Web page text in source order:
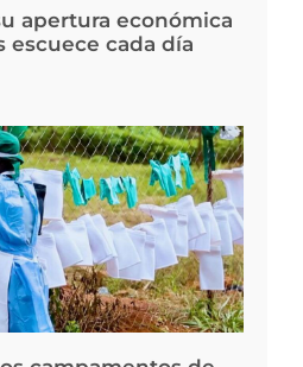
apertura económica
escuece cada día